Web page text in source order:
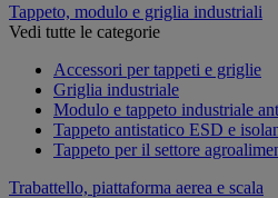
Tappeto, modulo e griglia industriali
Vedi tutte le categorie
Accessori per tappeti e griglie
Griglia industriale
Modulo e tappeto industriale
Tappeto antistatico ESD e
Tappeto per il settore
Trabattello, piattaforma aerea e scala